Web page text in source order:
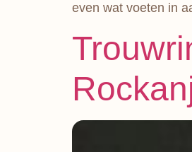
even wat voeten in